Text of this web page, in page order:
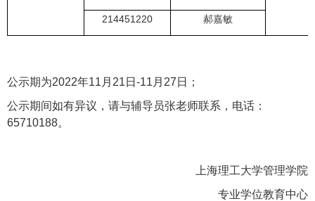
214451220 郝嘉敏
公示期为2022年11 月 21 日 -11 月 27 日；
公示期间如有异议，请与辅导员张老师联系，电话：
65710188。
上海理工大学管理学院
专业学位教育中心